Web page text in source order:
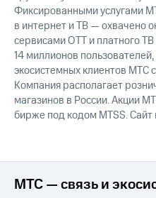
Фиксированными услугами
в интернет и ТВ — охвачено
сервисами OTT и платного
14 миллионов
экосистемных клиентов МТС
Компания располагает
магазинов в России. Акции
бирже под кодом MTSS. Сайт
МТС — связь и